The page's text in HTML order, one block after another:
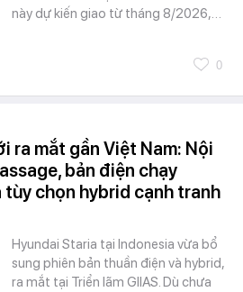
này dự kiến giao từ tháng 8/2026,…
0
ra mắt gần Việt Nam: Nội
bản điện chạy
chọn hybrid cạnh tranh
Hyundai Staria tại Indonesia vừa bổ
sung phiên bản thuần điện và hybrid,
ra mắt tại Triển lãm GIIAS. Dù chưa